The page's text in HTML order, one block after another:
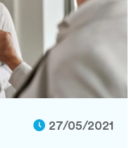
27/05/2021